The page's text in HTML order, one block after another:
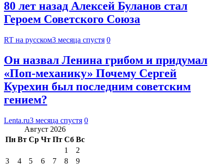
80 лет назад Алексей Буланов стал
Героем Советского Союза
RT на русском3 месяца спустя 0
Он назвал Ленина грибом и придумал
«Поп-механику» Почему Сергей
Курехин был последним советским
гением?
Lenta.ru3 месяца спустя 0
Август 2026
Пн Вт Ср Чт Пт Сб Вс
1
2
3
4 5 6 7 8
9